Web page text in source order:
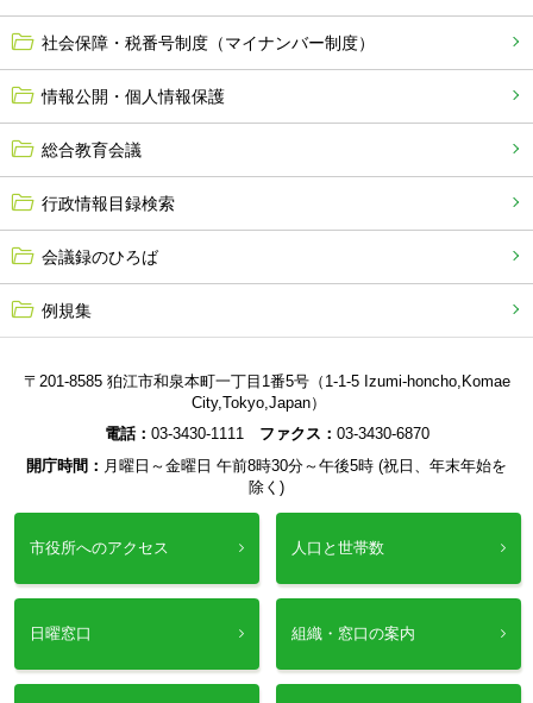
社会保障・税番号制度（マイナンバー制度）
情報公開・個人情報保護
総合教育会議
行政情報目録検索
会議録のひろば
例規集
〒201-8585 狛江市和泉本町一丁目1番5号（1-1-5 Izumi-honcho,Komae
City,Tokyo,Japan）
電話： 03-3430-1111 ファクス： 03-3430-6870
開庁時間： 月曜日～金曜日 午前8時30分～午後5時 (祝日、年末年始を
除く)
市役所へのアクセス 人口と世帯数
日曜窓口 組織・窓口の案内